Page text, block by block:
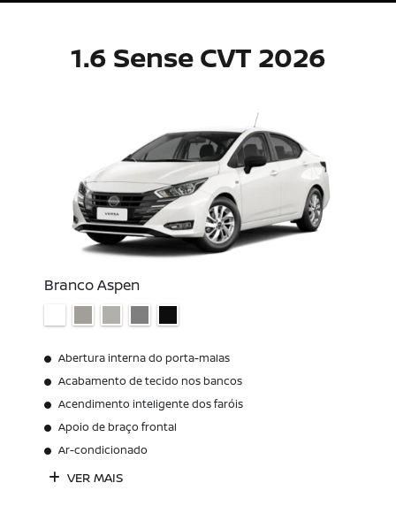
1.6 Sense CVT 2026
Branco Aspen
Abertura interna do porta-malas
Acabamento de tecido nos bancos
Acendimento inteligente dos faróis
Apoio de braço frontal
Ar-condicionado
VER MAIS